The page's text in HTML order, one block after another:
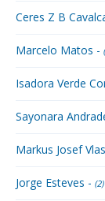
Ceres Z B
Marcelo Matos -
Isadora Verde
Sayonara
Markus Josef
Jorge Esteves -